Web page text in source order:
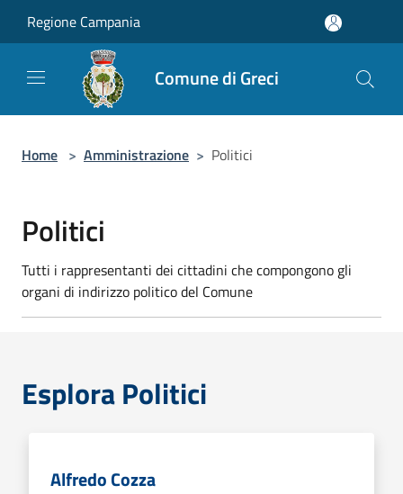
Regione Campania
Comune di Greci
Home > Amministrazione > Politici
Politici
Tutti i rappresentanti dei cittadini che compongono gli
organi di indirizzo politico del Comune
Esplora Politici
Alfredo Cozza